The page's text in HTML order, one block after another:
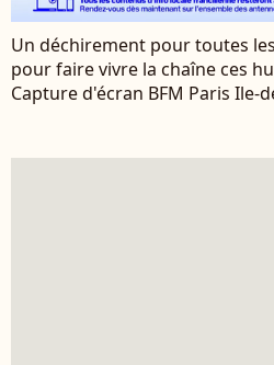
Un déchirement pour toutes
pour faire vivre la chaîne ces
Capture d'écran BFM Paris Ile-